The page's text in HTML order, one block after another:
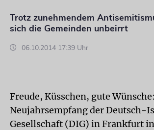
Trotz zunehmendem
sich die Gemeinden unbeirrt
06.10.2014 17:39 Uhr
Freude, Küsschen, gute
Neujahrsempfang der Deutsch-
Gesellschaft (DIG) in Frankfurt